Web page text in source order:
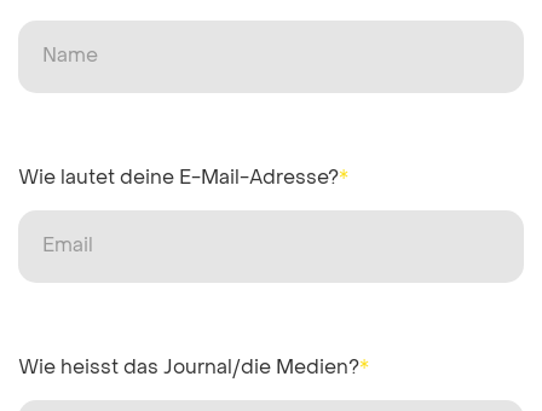
Wie lautet deine E-Mail-Adresse?*
Wie heisst das Journal/die Medien?*